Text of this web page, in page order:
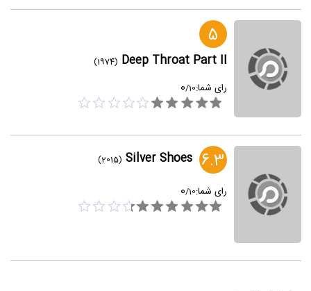
5
Deep Throat Part II
(1974)
رای شما: 0/10
6.3
Silver Shoes
(2015)
رای شما: 0/10